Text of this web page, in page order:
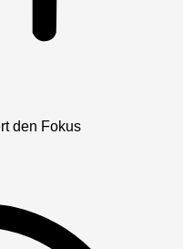
den Fokus